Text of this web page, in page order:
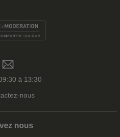
à 13:30
nous
nous